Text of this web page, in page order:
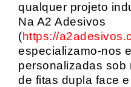
qualquer projeto
Na A2 Adesivos
(https://
especializamo-nos
personalizadas sob
de fitas dupla face